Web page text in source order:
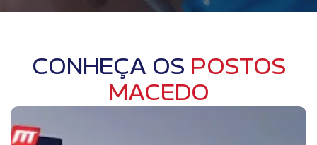
CONHEÇA OS POSTOS
MACEDO